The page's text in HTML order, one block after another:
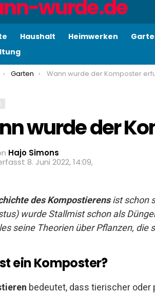
Haushalt Heimwerken
Garten Wann wurde der Komposter
wurde der
Hajo Simons
8. Juni 2022, 14:09
des Kompostierensist schon
wurde Stallmist schon als
seine Theorien über Pflanzen, die
ein Komposter?
bedeutet, dass tierischer